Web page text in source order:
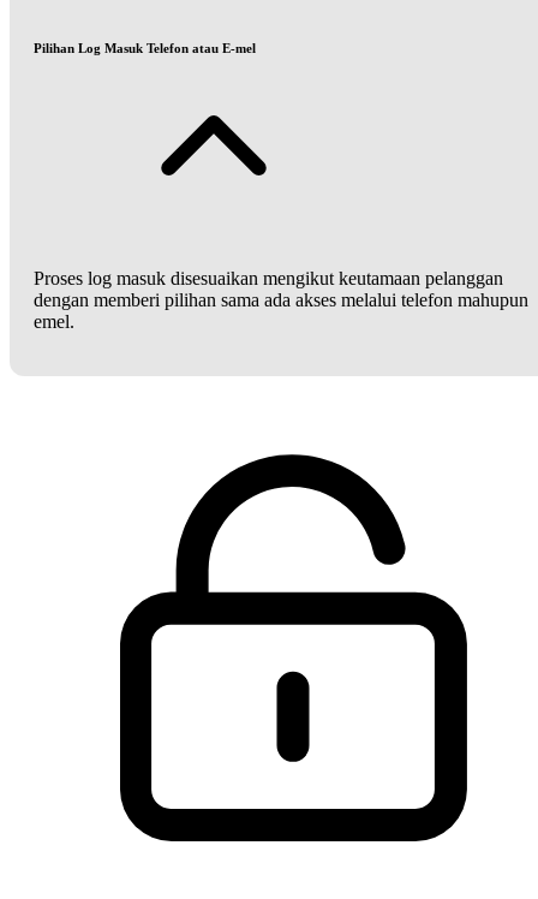
Pilihan Log Masuk Telefon atau E-mel
Proses log masuk disesuaikan mengikut keutamaan pelanggan
dengan memberi pilihan sama ada akses melalui telefon mahupun
emel.